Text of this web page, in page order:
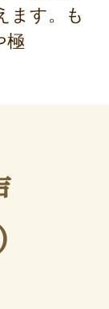
ます。も
極